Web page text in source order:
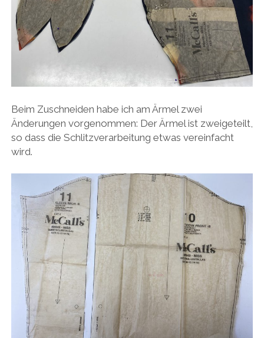
Beim Zuschneiden habe ich am Ärmel zwei
Änderungen vorgenommen: Der Ärmel ist zweigeteilt,
so dass die Schlitzverarbeitung etwas vereinfacht
wird.